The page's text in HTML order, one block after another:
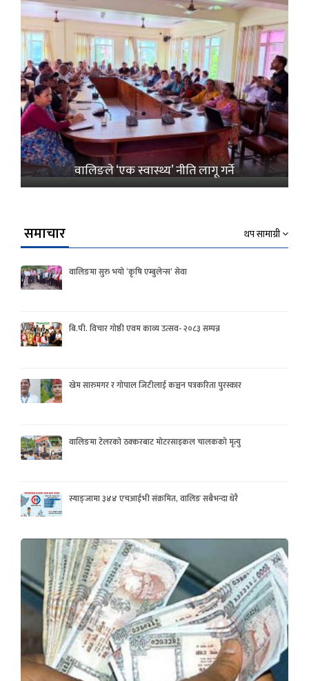
वालिङले ‘एक स्वास्थ्य’ नीति लागू गर्ने
समाचार थप सामाग्री
वालिङमा सुरु भयो ‘कृषि एम्बुलेन्स’ सेवा
बि.पी. विचार गोष्ठी एवम काव्य उत्सव- २०८३ सम्पन्न
खेम सारुमगर र गोपाल जिटीलाई कञ्चन पत्रकरिता पुरस्कार
वालिङमा टेलरको ठक्करबाट मोटरसाइकल चालकको मृत्यु
स्याङ्जामा ३४४ एचआईभी संक्रमित, वालिङ सबैभन्दा धेरै